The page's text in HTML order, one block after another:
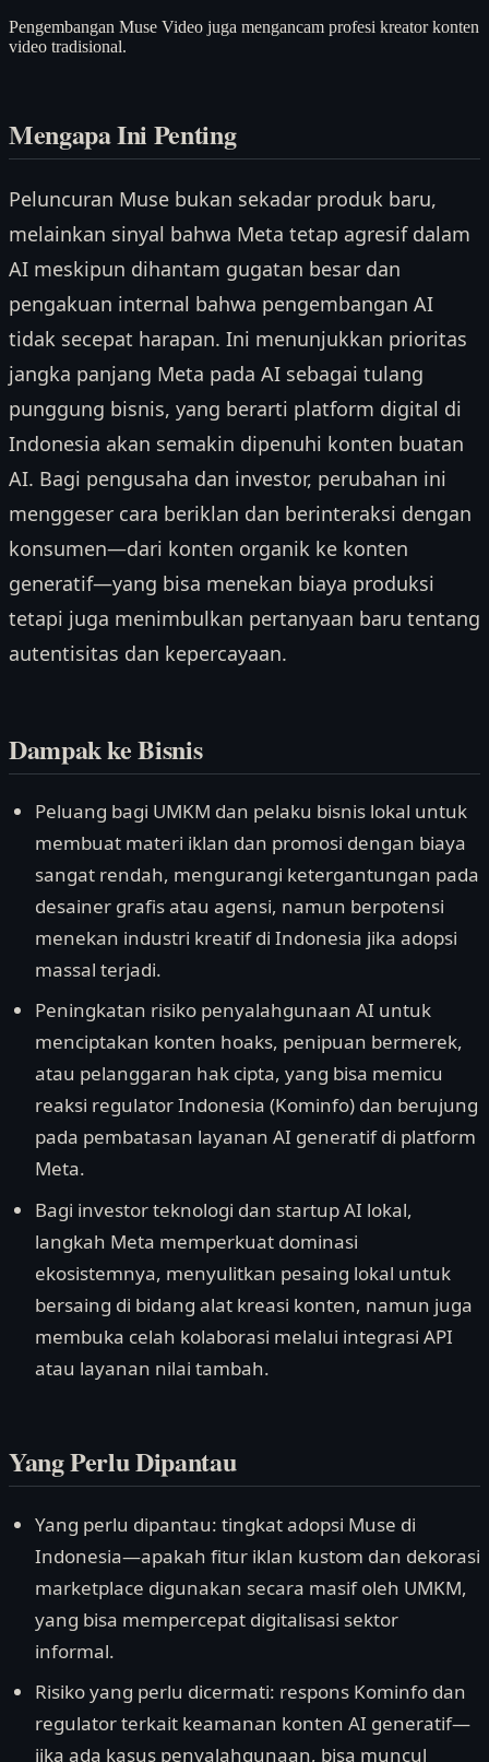
Pengembangan Muse Video juga mengancam profesi kreator konten
video tradisional.
Mengapa Ini Penting
Peluncuran Muse bukan sekadar produk baru,
melainkan sinyal bahwa Meta tetap agresif dalam
AI meskipun dihantam gugatan besar dan
pengakuan internal bahwa pengembangan AI
tidak secepat harapan. Ini menunjukkan prioritas
jangka panjang Meta pada AI sebagai tulang
punggung bisnis, yang berarti platform digital di
Indonesia akan semakin dipenuhi konten buatan
AI. Bagi pengusaha dan investor, perubahan ini
menggeser cara beriklan dan berinteraksi dengan
konsumen—dari konten organik ke konten
generatif—yang bisa menekan biaya produksi
tetapi juga menimbulkan pertanyaan baru tentang
autentisitas dan kepercayaan.
Dampak ke Bisnis
Peluang bagi UMKM dan pelaku bisnis lokal untuk
membuat materi iklan dan promosi dengan biaya
sangat rendah, mengurangi ketergantungan pada
desainer grafis atau agensi, namun berpotensi
menekan industri kreatif di Indonesia jika adopsi
massal terjadi.
Peningkatan risiko penyalahgunaan AI untuk
menciptakan konten hoaks, penipuan bermerek,
atau pelanggaran hak cipta, yang bisa memicu
reaksi regulator Indonesia (Kominfo) dan berujung
pada pembatasan layanan AI generatif di platform
Meta.
Bagi investor teknologi dan startup AI lokal,
langkah Meta memperkuat dominasi
ekosistemnya, menyulitkan pesaing lokal untuk
bersaing di bidang alat kreasi konten, namun juga
membuka celah kolaborasi melalui integrasi API
atau layanan nilai tambah.
Yang Perlu Dipantau
Yang perlu dipantau: tingkat adopsi Muse di
Indonesia—apakah fitur iklan kustom dan dekorasi
marketplace digunakan secara masif oleh UMKM,
yang bisa mempercepat digitalisasi sektor
informal.
Risiko yang perlu dicermati: respons Kominfo dan
regulator terkait keamanan konten AI generatif—
jika ada kasus penyalahgunaan, bisa muncul